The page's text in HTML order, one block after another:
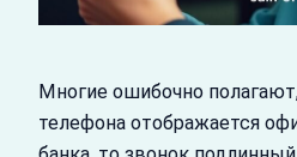
Многие ошибочно
телефона отображается